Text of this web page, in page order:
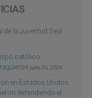
la Juventud Seúl
católico
julio 25, 2026
en Estados Unidos
defendiendo el